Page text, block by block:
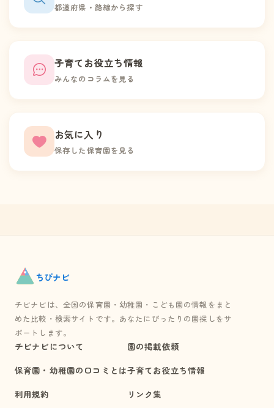
都道府県・路線から探す
子育てお役立ち情報
みんなのコラムを見る
お気に入り
保存した保育園を見る
ちびナビ
チビナビは、全国の保育園・幼稚園・こども園の情報をまと
めた比較・検索サイトです。あなたにぴったりの園探しをサ
ポートします。
チビナビについて
保育園・幼稚園の口コミとは
利用規約
園の掲載依頼
子育てお役立ち情報
リンク集